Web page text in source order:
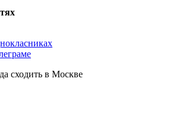
сходить в Москве